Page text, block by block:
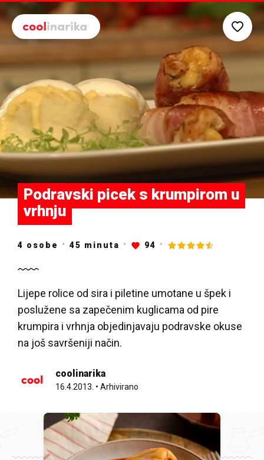
Preskoči na glavni sadržaj
Podravski picek s krumpirom u
vrhnju
4 osobe 45 minuta 94
Lijepe rolice od sira i piletine umotane u špek i
poslužene sa zapečenim kuglicama od pire
krumpira i vrhnja objedinjavaju podravske okuse
na još savršeniji način.
coolinarika
16.4.2013. • Arhivirano